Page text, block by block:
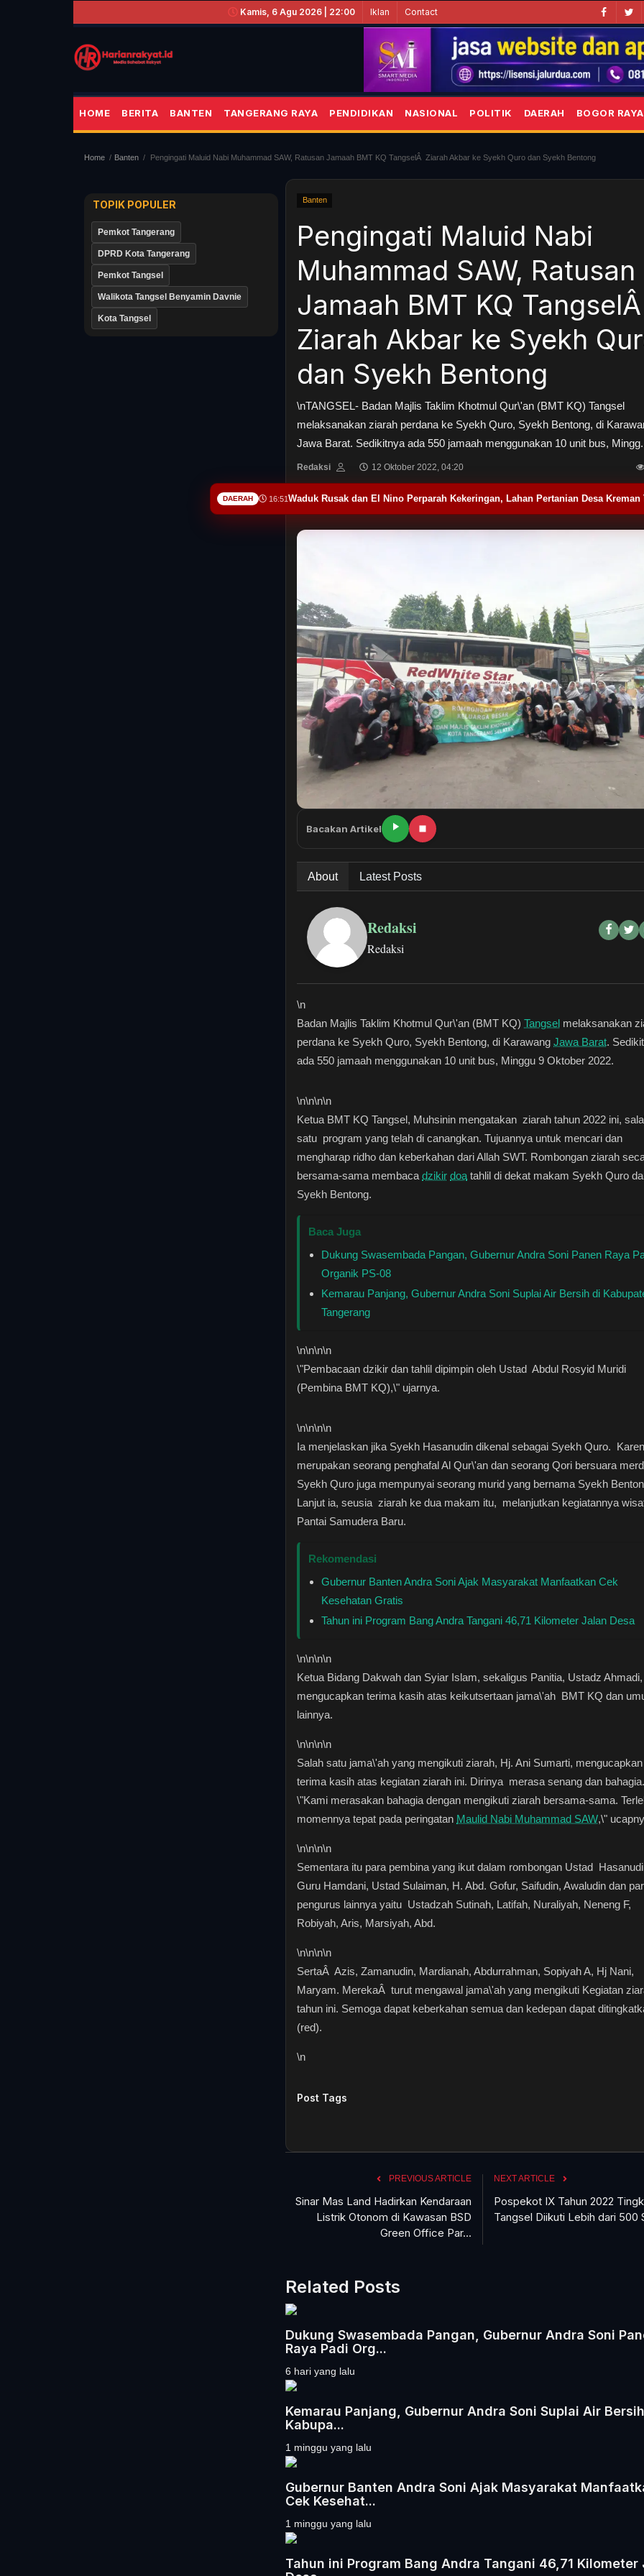
Kamis, 6 Agu 2026 | 22:00 Iklan Contact
HOME BERITA BANTEN TANGERANG RAYA PENDIDIKAN NASIONAL POLITIK DAERAH BOGOR RAYA
Home Banten Pengingati Maluid Nabi Muhammad SAW, Ratusan Jamaah BMT KQ TangselÂ Ziarah Akbar ke Syekh Quro dan Syekh Bentong
TOPIK POPULER
Pemkot Tangerang
DPRD Kota Tangerang
Pemkot Tangsel
Walikota Tangsel Benyamin Davnie
Kota Tangsel
Banten
Pengingati Maluid Nabi
Muhammad SAW, Ratusan
Jamaah BMT KQ TangselÂ
Ziarah Akbar ke Syekh
dan Syekh Bentong
\nTANGSEL- Badan Majlis Taklim Khotmul Qur\'an (BMT KQ) Tangsel
melaksanakan ziarah perdana ke Syekh Quro, Syekh Bentong, di
Jawa Barat. Sedikitnya ada 550 jamaah menggunakan 10 unit bus,
Redaksi 12 Oktober 2022, 04:20
Facebook Twitter
Bacakan Artikel
About Latest Posts
Redaksi
Redaksi
\n
Badan Majlis Taklim Khotmul Qur\'an (BMT KQ) Tangsel melaksanakan
perdana ke Syekh Quro, Syekh Bentong, di Karawang Jawa Barat.
ada 550 jamaah menggunakan 10 unit bus, Minggu 9 Oktober 2022.
\n\n\n\n
Ketua BMT KQ Tangsel, Muhsinin mengatakan ziarah tahun 2022 ini,
satu program yang telah di canangkan. Tujuannya untuk mencari dan
mengharap ridho dan keberkahan dari Allah SWT. Rombongan ziarah
bersama-sama membaca dzikir doa tahlil di dekat makam Syekh Quro
Syekh Bentong.
Baca Juga
Dukung Swasembada Pangan, Gubernur Andra Soni Panen Raya
Organik PS-08
Kemarau Panjang, Gubernur Andra Soni Suplai Air Bersih di
Tangerang
\n\n\n\n
\"Pembacaan dzikir dan tahlil dipimpin oleh Ustad Abdul Rosyid Muridi
(Pembina BMT KQ),\" ujarnya.
\n\n\n\n
Ia menjelaskan jika Syekh Hasanudin dikenal sebagai Syekh Quro.
merupakan seorang penghafal Al Qur\'an dan seorang Qori bersuara
Syekh Quro juga mempunyai seorang murid yang bernama Syekh
Lanjut ia, seusia ziarah ke dua makam itu, melanjutkan kegiatannya
Pantai Samudera Baru.
Rekomendasi
Gubernur Banten Andra Soni Ajak Masyarakat Manfaatkan Cek
Kesehatan Gratis
Tahun ini Program Bang Andra Tangani 46,71 Kilometer Jalan Desa
\n\n\n\n
Ketua Bidang Dakwah dan Syiar Islam, sekaligus Panitia, Ustadz Ahmadi,
mengucapkan terima kasih atas keikutsertaan jama\'ah BMT KQ dan
lainnya.
\n\n\n\n
Salah satu jama\'ah yang mengikuti ziarah, Hj. Ani Sumarti, mengucapkan
terima kasih atas kegiatan ziarah ini. Dirinya merasa senang dan bahagia.
\"Kami merasakan bahagia dengan mengikuti ziarah bersama-sama.
momennya tepat pada peringatan Maulid Nabi Muhammad SAW,\"
\n\n\n\n
Sementara itu para pembina yang ikut dalam rombongan Ustad
Guru Hamdani, Ustad Sulaiman, H. Abd. Gofur, Saifudin, Awaludin dan
pengurus lainnya yaitu Ustadzah Sutinah, Latifah, Nuraliyah, Neneng F,
Robiyah, Aris, Marsiyah, Abd.
\n\n\n\n
SertaÂ Azis, Zamanudin, Mardianah, Abdurrahman, Sopiyah A, Hj Nani,
Maryam. MerekaÂ turut mengawal jama\'ah yang mengikuti Kegiatan
tahun ini. Semoga dapat keberkahan semua dan kedepan dapat
(red).
\n
Post Tags
PREVIOUS ARTICLE
Sinar Mas Land Hadirkan Kendaraan
Listrik Otonom di Kawasan BSD
Green Office Par...
NEXT ARTICLE
Pospekot IX Tahun 2022
Tangsel Diikuti Lebih dari 500
Related Posts
Dukung Swasembada Pangan, Gubernur Andra Soni
Raya Padi Org...
6 hari yang lalu
Kemarau Panjang, Gubernur Andra Soni Suplai Air
Kabupa...
1 minggu yang lalu
Gubernur Banten Andra Soni Ajak Masyarakat
Cek Kesehat...
1 minggu yang lalu
Tahun ini Program Bang Andra Tangani 46,71 Kilometer
DAERAH 16:51